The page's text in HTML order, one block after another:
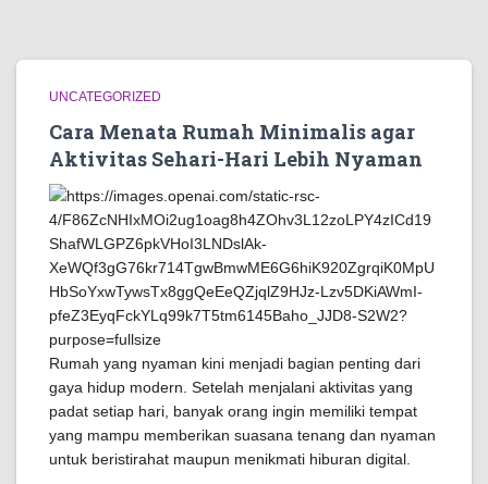
UNCATEGORIZED
Cara Menata Rumah Minimalis agar
Aktivitas Sehari-Hari Lebih Nyaman
Rumah yang nyaman kini menjadi bagian penting dari
gaya hidup modern. Setelah menjalani aktivitas yang
padat setiap hari, banyak orang ingin memiliki tempat
yang mampu memberikan suasana tenang dan nyaman
untuk beristirahat maupun menikmati hiburan digital.